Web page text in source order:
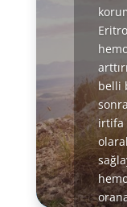
belli
irtifa